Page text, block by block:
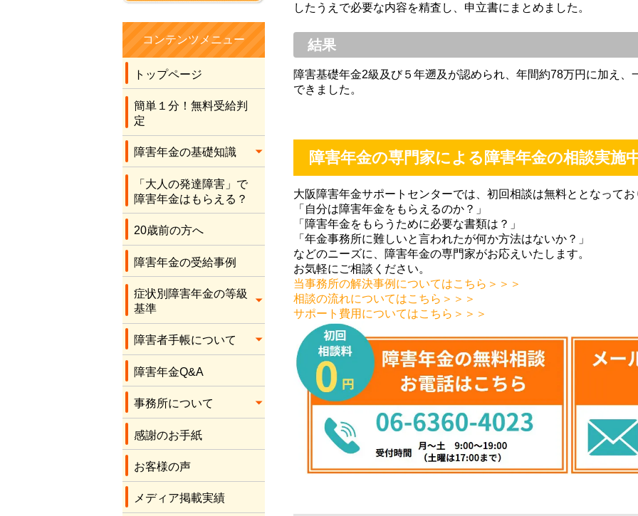
コンテンツメニュー
トップページ
簡単１分！無料受給判
定
障害年金の基礎知識
「大人の発達障害」で
障害年金はもらえる？
20歳前の方へ
障害年金の受給事例
症状別障害年金の等級
基準
障害者手帳について
障害年金Q&A
事務所について
感謝のお手紙
お客様の声
メディア掲載実績
したうえで必要な内容を精査し、申立書にまとめました。
結果
障害基礎年金2級及び５年遡及が認められ、年間約78万円に加え
できました。
障害年金の専門家による障害年金の相談実施
大阪障害年金サポートセンターでは、初回相談は無料ととなって
「自分は障害年金をもらえるのか？」
「障害年金をもらうために必要な書類は？」
「年金事務所に難しいと言われたが何か方法はないか？」
などのニーズに、障害年金の専門家がお応えいたします。
お気軽にご相談ください。
当事務所の解決事例についてはこちら＞＞＞
相談の流れについてはこちら＞＞＞
サポート費用についてはこちら＞＞＞